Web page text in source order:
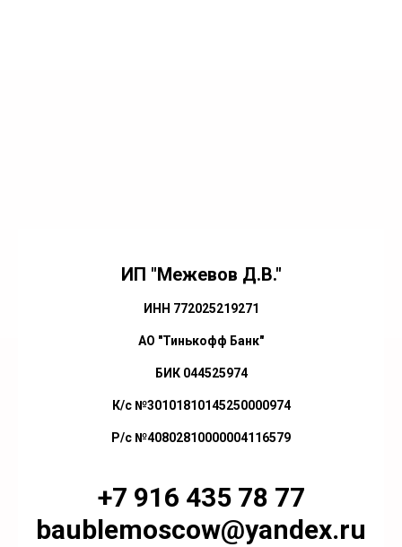
ИП "Межевов Д.В."
ИНН 772025219271
АО "Тинькофф Банк"
БИК 044525974
К/с №30101810145250000974
Р/с №40802810000004116579
+7 916 435 78 77
baublemoscow@yandex.ru